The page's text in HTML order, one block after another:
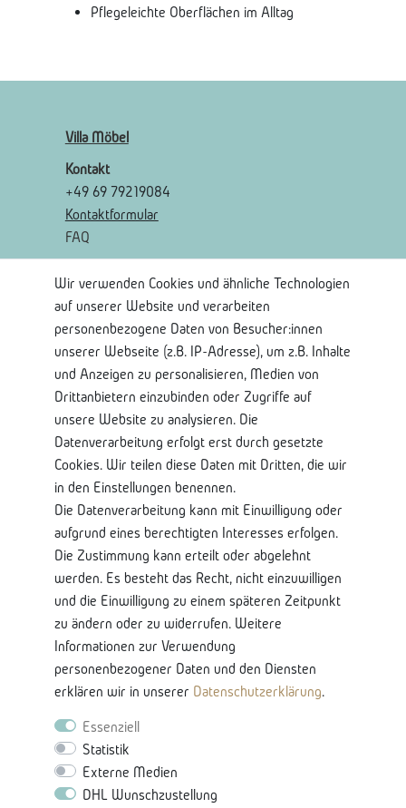
Pflegeleichte Oberflächen im Alltag
Villa Möbel
Kontakt
+49 69 79219084
Kontaktformular
FAQ
Rechtliches
Widerrufsrecht
Widerrufsformular
Impressum
Shop Service
Kontaktseite
Mein Konto
Über Uns
Lieferung und Retoure
Bankkontodaten
Nützliche Informationen
Glossar-Ratgeberinhalten
Produkteigenschaften & Pflege
Wir verwenden Cookies und ähnliche Technologien
auf unserer Website und verarbeiten
personenbezogene Daten von Besucher:innen
unserer Webseite (z.B. IP-Adresse), um z.B. Inhalte
und Anzeigen zu personalisieren, Medien von
Drittanbietern einzubinden oder Zugriffe auf
unsere Website zu analysieren. Die
Datenverarbeitung erfolgt erst durch gesetzte
Cookies. Wir teilen diese Daten mit Dritten, die wir
in den Einstellungen benennen.
Die Datenverarbeitung kann mit Einwilligung oder
aufgrund eines berechtigten Interesses erfolgen.
Die Zustimmung kann erteilt oder abgelehnt
werden. Es besteht das Recht, nicht einzuwilligen
und die Einwilligung zu einem späteren Zeitpunkt
zu ändern oder zu widerrufen. Weitere
Informationen zur Verwendung
personenbezogener Daten und den Diensten
erklären wir in unserer Daten­schutz­erklärung.
Essenziell
Statistik
Externe Medien
DHL Wunschzustellung